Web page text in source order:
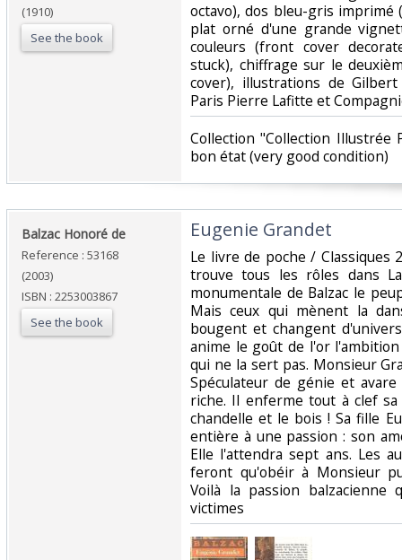
(1910)
See the book
octavo), dos bleu-gris
plat orné d'une grande
couleurs (front cover
stuck), chiffrage sur le
cover), illustrations de
Paris Pierre Lafitte et
‎Collection "Collection Illustrée
bon état (very good condition) ‎
‎Balzac Honoré de‎
Reference : 53168
(2003)
ISBN : 2253003867
See the book
‎Eugenie Grandet‎
‎Le livre de poche / Classiques
trouve tous les rôles dans
monumentale de Balzac le
Mais ceux qui mènent la
bougent et changent
anime le goût de l'or
qui ne la sert pas. Monsieur
Spéculateur de génie et
riche. Il enferme tout à clef
chandelle et le bois ! Sa fille
entière à une passion : son
Elle l'attendra sept ans. Les
feront qu'obéir à Monsieur
Voilà la passion
victimes‎